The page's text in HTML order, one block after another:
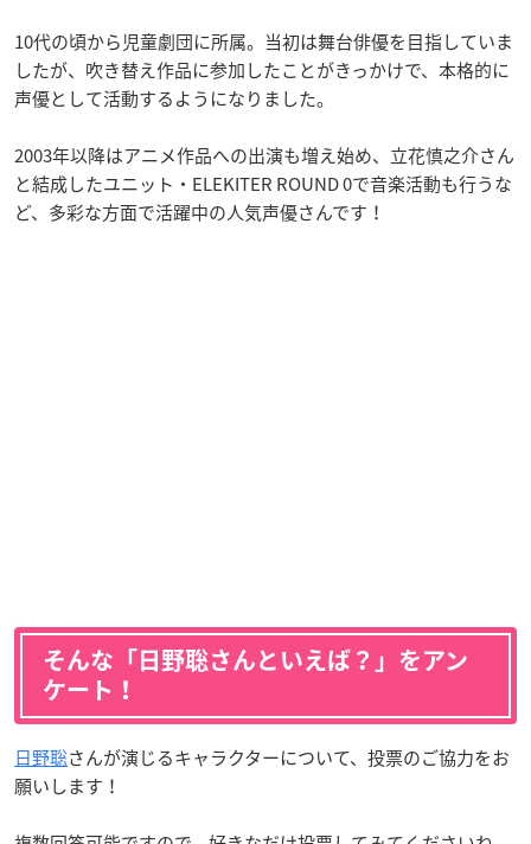
10代の頃から児童劇団に所属。当初は舞台俳優を目指していま
したが、吹き替え作品に参加したことがきっかけで、本格的に
声優として活動するようになりました。
2003年以降はアニメ作品への出演も増え始め、立花慎之介さん
と結成したユニット・ELEKITER ROUND 0で音楽活動も行うな
ど、多彩な方面で活躍中の人気声優さんです！
そんな「日野聡さんといえば？」をアン
ケート！
日野聡さんが演じるキャラクターについて、投票のご協力をお
願いします！